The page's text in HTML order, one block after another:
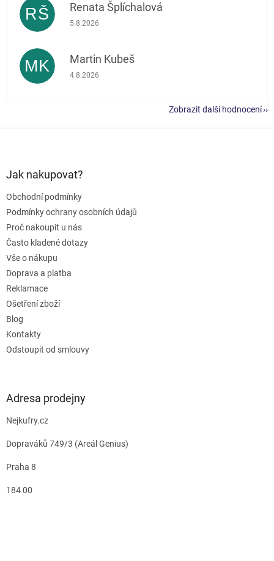
RŠ Renata Šplíchalová
Hodnocení obchodu je 5 z 5 hvězdiček.
5.8.2026
MK Martin Kubeš
Hodnocení obchodu je 5 z 5 hvězdiček.
4.8.2026
Zobrazit další hodnocení
Jak nakupovat?
Obchodní podmínky
Podmínky ochrany osobních údajů
Proč nakoupit u nás
Často kladené dotazy
Vše o nákupu
Doprava a platba
Reklamace
Ošetření zboží
Blog
Kontakty
Odstoupit od smlouvy
Adresa prodejny
Nejkufry.cz
Dopraváků 749/3 (Areál Genius)
Praha 8
184 00